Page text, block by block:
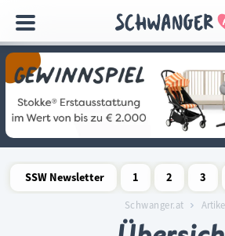
SSW Newsletter
1
Schwangerschaftswoche
2
3
Schwanger.at